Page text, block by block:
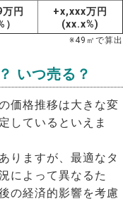
円
）
+x,xxx万円
(xx.x%)
※49 ㎡で算出
いつ売る？
価格推移は大きな変
しているといえま
りますが、最適なタ
によって異なるた
の経済的影響を考慮